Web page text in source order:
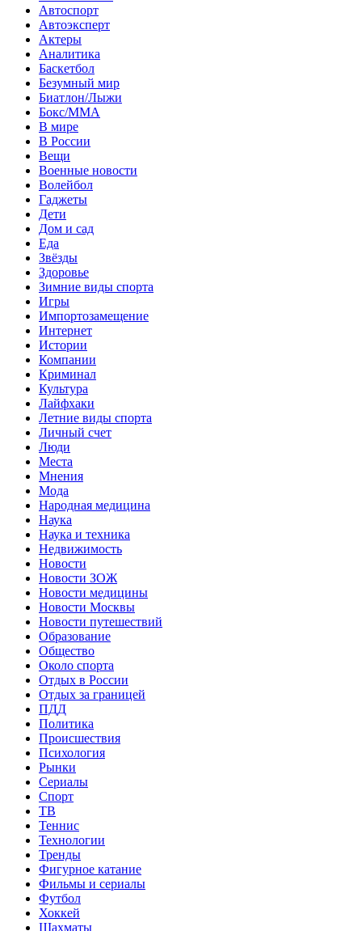
Автоспорт
Автоэксперт
Актеры
Аналитика
Баскетбол
Безумный мир
Биатлон/Лыжи
Бокс/MMA
В мире
В России
Вещи
Военные новости
Волейбол
Гаджеты
Дети
Дом и сад
Еда
Звёзды
Здоровье
Зимние виды спорта
Игры
Импортозамещение
Интернет
Истории
Компании
Криминал
Культура
Лайфхаки
Летние виды спорта
Личный счет
Люди
Места
Мнения
Мода
Народная медицина
Наука
Наука и техника
Недвижимость
Новости
Новости ЗОЖ
Новости медицины
Новости Москвы
Новости путешествий
Образование
Общество
Около спорта
Отдых в России
Отдых за границей
ПДД
Политика
Происшествия
Психология
Рынки
Сериалы
Спорт
ТВ
Теннис
Технологии
Тренды
Фигурное катание
Фильмы и сериалы
Футбол
Хоккей
Шахматы